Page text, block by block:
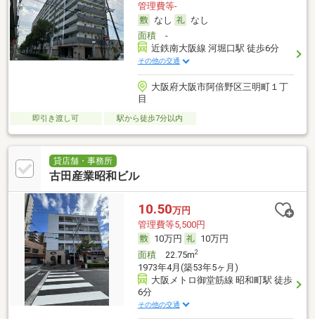
管理費等-
なし
なし
面積-
近鉄南大阪線 河堀口駅 徒歩6分
その他の交通
大阪府大阪市阿倍野区三明町１丁
目
即引き渡し可 駅から徒歩7分以内
貸店舗・事務所
古田産業昭和ビル
10.50万円
管理費等5,500円
10万円
10万円
面積22.75m2
1973年4月(築53年5ヶ月)
大阪メトロ御堂筋線 昭和町駅 徒歩
6分
その他の交通